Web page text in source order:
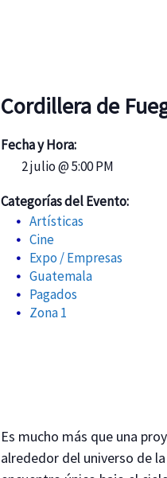
Cordillera de
Fecha y Hora:
2 julio @ 5:00 PM
Categorías del Evento:
Artísticas
Cine
Expo / Empresas
Guatemala
Pagados
Zona 1
Es mucho más que una
alrededor del universo de